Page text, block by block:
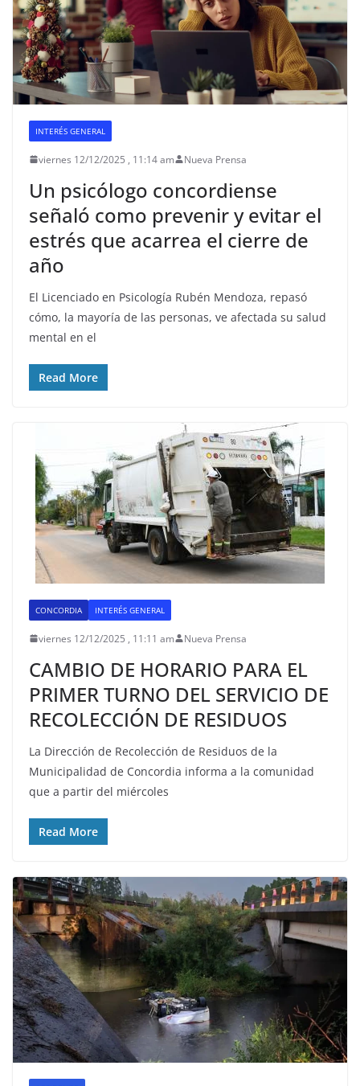
INTERÉS GENERAL
viernes 12/12/2025 , 11:14 am Nueva Prensa
Un psicólogo concordiense
señaló como prevenir y evitar el
estrés que acarrea el cierre de
año
El Licenciado en Psicología Rubén Mendoza, repasó
cómo, la mayoría de las personas, ve afectada su salud
mental en el
Read More
CONCORDIA INTERÉS GENERAL
viernes 12/12/2025 , 11:11 am Nueva Prensa
CAMBIO DE HORARIO PARA EL
PRIMER TURNO DEL SERVICIO DE
RECOLECCIÓN DE RESIDUOS
La Dirección de Recolección de Residuos de la
Municipalidad de Concordia informa a la comunidad
que a partir del miércoles
Read More